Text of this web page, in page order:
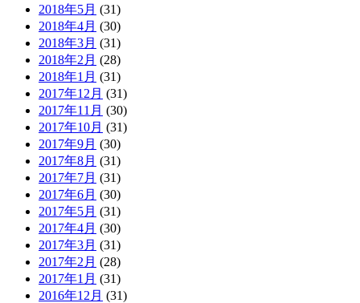
2018年5月 (31)
2018年4月 (30)
2018年3月 (31)
2018年2月 (28)
2018年1月 (31)
2017年12月 (31)
2017年11月 (30)
2017年10月 (31)
2017年9月 (30)
2017年8月 (31)
2017年7月 (31)
2017年6月 (30)
2017年5月 (31)
2017年4月 (30)
2017年3月 (31)
2017年2月 (28)
2017年1月 (31)
2016年12月 (31)